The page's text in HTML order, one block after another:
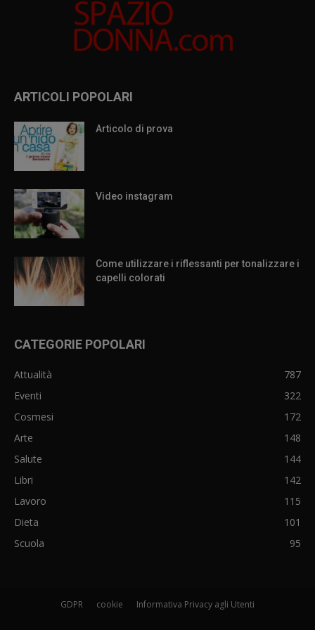
ARTICOLI POPOLARI
Articolo di prova
Video instagram
Come utilizzare i riflessanti per tonalizzare i
capelli colorati
CATEGORIE POPOLARI
Attualità
787
Eventi
322
Cosmesi
172
Arte
148
Salute
144
Libri
142
Lavoro
115
Dieta
101
Scuola
95
GDPR cookie Informativa Privacy agli Utenti